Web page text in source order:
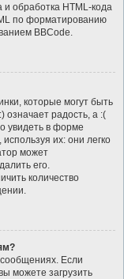
обработка HTML-кода
по форматированию
BBCode.
которые могут быть
означает радость, а :(
увидеть в форме
их: они легко
может
его.
количество
Если
можете загрузить